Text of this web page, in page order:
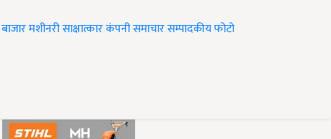
बाजारमशीनरीसाक्षात्कारकंपनी समाचारसम्पादकीयफोटो